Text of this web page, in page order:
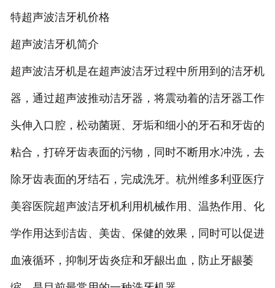
特超声波洁牙机价格
超声波洁牙机简介
超声波洁牙机是在超声波洁牙过程中所用到的洁牙机
器，通过超声波推动洁牙器，将震动着的洁牙器工作
头伸入口腔，松动菌斑、牙垢和细小的牙石和牙齿的
粘合，打碎牙齿表面的污物，同时不断用水冲洗，去
除牙齿表面的牙结石，完成洗牙。杭州维多利亚医疗
美容医院超声波洁牙机利用机械作用、温热作用、化
学作用达到洁齿、美齿、保健的效果，同时可以促进
血液循环，抑制牙齿炎症和牙龈出血，防止牙龈萎